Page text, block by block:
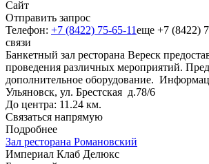
Сайт
Отправить запрос
Телефон: +7 (8422) 75-65-11еще +7 (8422)
связи
Банкетный зал ресторана Вереск
проведения различных мероприятий.
дополнительное оборудование.
Ульяновск, ул. Брестcкая д.78/6
До центра: 11.24 км.
Связаться напрямую
Подробнее
Зал ресторана Романовский
Империал Клаб Делюкс